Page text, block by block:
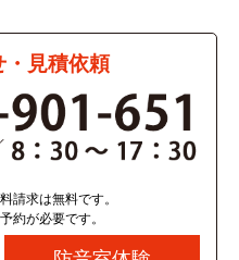
・見積依頼
請求は無料です。
約が必要です。